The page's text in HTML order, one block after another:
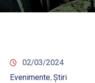
02/03/2024
Evenimente‚Știri